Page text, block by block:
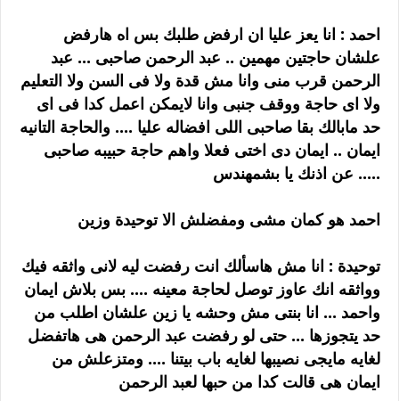
احمد : انا يعز عليا ان ارفض طلبك بس اه هارفض
علشان حاجتين مهمين .. عبد الرحمن صاحبى ... عبد
الرحمن قرب منى وانا مش قدة ولا فى السن ولا التعليم
ولا اى حاجة ووقف جنبى وانا لايمكن اعمل كدا فى اى
حد مابالك بقا صاحبى اللى افضاله عليا .... والحاجة التانيه
ايمان .. ايمان دى اختى فعلا واهم حاجة حبيبه صاحبى
..... عن اذنك يا بشمهندس
احمد هو كمان مشى ومفضلش الا توحيدة وزين
توحيدة : انا مش هاسألك انت رفضت ليه لانى واثقه فيك
وواثقه انك عاوز توصل لحاجة معينه .... بس بلاش ايمان
واحمد ... انا بنتى مش وحشه يا زين علشان اطلب من
حد يتجوزها ... حتى لو رفضت عبد الرحمن هى هاتفضل
لغايه مايجى نصيبها لغايه باب بيتنا .... ومتزعلش من
ايمان هى قالت كدا من حبها لعبد الرحمن